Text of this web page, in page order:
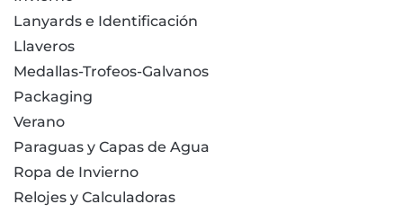
Lanyards e Identificación
Llaveros
Medallas-Trofeos-Galvanos
Packaging
Verano
Paraguas y Capas de Agua
Ropa de Invierno
Relojes y Calculadoras